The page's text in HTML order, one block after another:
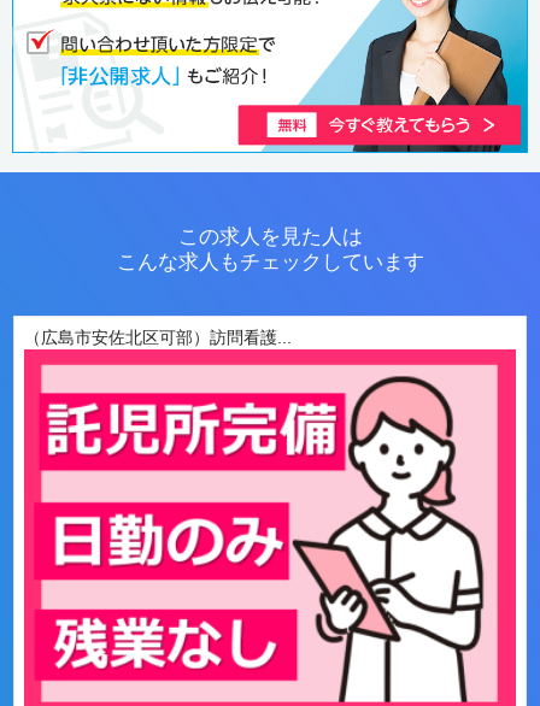
この求人を見た人は
こんな求人もチェックしています
（広島市安佐北区可部）訪問看護...